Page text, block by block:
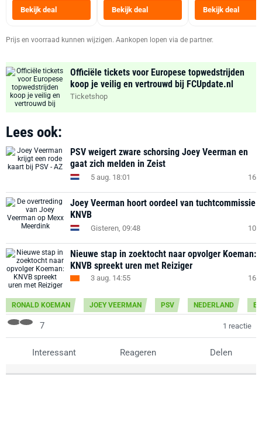
Bekijk deal Bekijk deal
Heteluchtfriteuse
Zwart
Bekijk deal
Prijs en voorraad kunnen wijzigen. Aankopen lopen via de partner.
Officiële tickets voor Europese topwedstrijden
koop je veilig en vertrouwd bij FCUpdate.nl
Ticketshop
Lees ook:
PSV weigert zware schorsing Joey Veerman en
gaat zich melden in Zeist
5 aug. 18:01 16
Joey Veerman hoort oordeel van tuchtcommissie
KNVB
Gisteren, 09:48 10
Nieuwe stap in zoektocht naar opvolger Koeman:
KNVB spreekt uren met Reiziger
3 aug. 14:55 16
RONALD KOEMAN JOEY VEERMAN PSV NEDERLAND
7 1 reactie
Interessant Reageren Delen